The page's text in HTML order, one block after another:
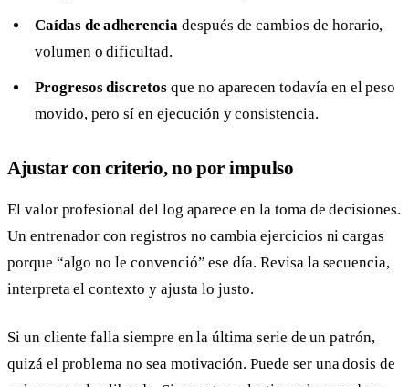
Caídas de adherenciadespués de cambios de horario,
volumen o dificultad.
Progresos discretos que no aparecen todavía en el peso
movido, pero sí en ejecución y consistencia.
Ajustar con criterio, no por impulso
El valor profesional del log aparece en la toma de decisiones.
Un entrenador con registros no cambia ejercicios ni cargas
porque “algo no le convenció” ese día. Revisa la secuencia,
interpreta el contexto y ajusta lo justo.
Si un cliente falla siempre en la última serie de un patrón,
quizá el problema no sea motivación. Puede ser una dosis de